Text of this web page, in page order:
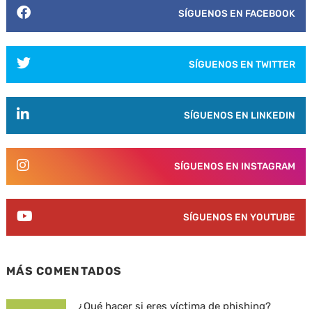
SÍGUENOS EN FACEBOOK
SÍGUENOS EN TWITTER
SÍGUENOS EN LINKEDIN
SÍGUENOS EN INSTAGRAM
SÍGUENOS EN YOUTUBE
MÁS COMENTADOS
¿Qué hacer si eres víctima de phishing?